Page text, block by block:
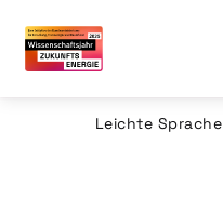
Leichte Sprache